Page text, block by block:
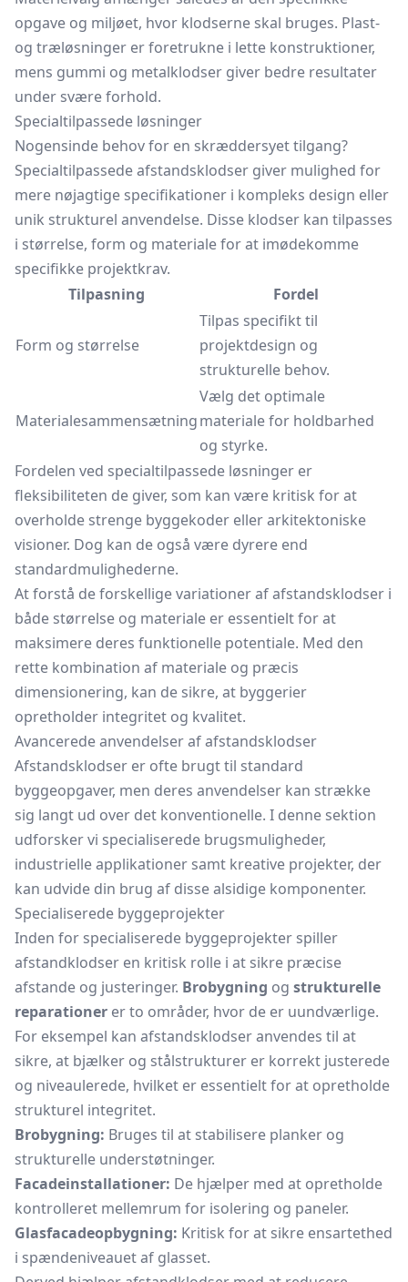
opgave og miljøet, hvor klodserne skal bruges. Plast-
og træløsninger er foretrukne i lette konstruktioner,
mens gummi og metalklodser giver bedre resultater
under svære forhold.
Specialtilpassede løsninger
Nogensinde behov for en skræddersyet tilgang?
Specialtilpassede afstandsklodser giver mulighed for
mere nøjagtige specifikationer i kompleks design eller
unik strukturel anvendelse. Disse klodser kan tilpasses
i størrelse, form og materiale for at imødekomme
specifikke projektkrav.
Tilpasning
Fordel
Form og størrelse
Tilpas specifikt til
projektdesign og
strukturelle behov.
Materialesammensætning
Vælg det optimale
materiale for holdbarhed
og styrke.
Fordelen ved specialtilpassede løsninger er
fleksibiliteten de giver, som kan være kritisk for at
overholde strenge byggekoder eller arkitektoniske
visioner. Dog kan de også være dyrere end
standardmulighederne.
At forstå de forskellige variationer af afstandsklodser i
både størrelse og materiale er essentielt for at
maksimere deres funktionelle potentiale. Med den
rette kombination af materiale og præcis
dimensionering, kan de sikre, at byggerier
opretholder integritet og kvalitet.
Avancerede anvendelser af afstandsklodser
Afstandsklodser er ofte brugt til standard
byggeopgaver, men deres anvendelser kan strække
sig langt ud over det konventionelle. I denne sektion
udforsker vi specialiserede brugsmuligheder,
industrielle applikationer samt kreative projekter, der
kan udvide din brug af disse alsidige komponenter.
Specialiserede byggeprojekter
Inden for specialiserede byggeprojekter spiller
afstandklodser en kritisk rolle i at sikre præcise
afstande og justeringer. Brobygning og strukturelle
reparationer er to områder, hvor de er uundværlige.
For eksempel kan afstandsklodser anvendes til at
sikre, at bjælker og stålstrukturer er korrekt justerede
og niveaulerede, hvilket er essentielt for at opretholde
strukturel integritet.
Brobygning: Bruges til at stabilisere planker og
strukturelle understøtninger.
Facadeinstallationer: De hjælper med at opretholde
kontrolleret mellemrum for isolering og paneler.
Glasfacadeopbygning: Kritisk for at sikre ensartethed
i spændeniveauet af glasset.